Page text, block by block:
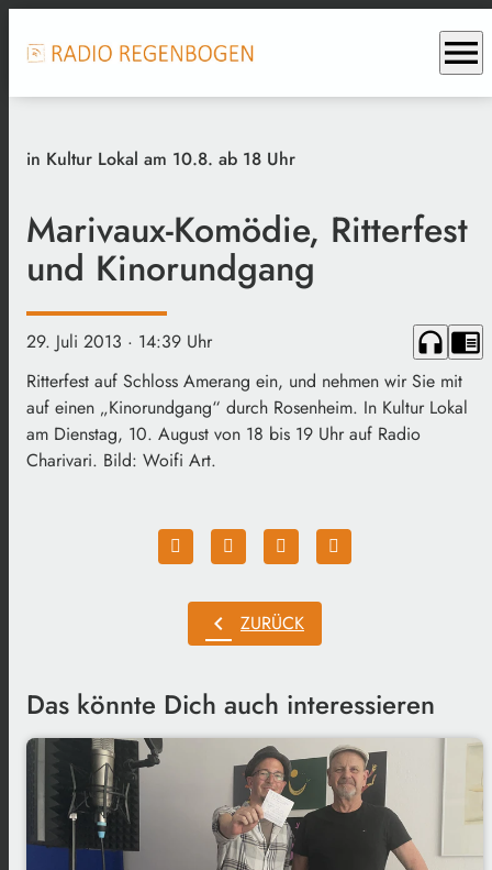
menu
in Kultur Lokal am 10.8. ab 18 Uhr
Marivaux-Komödie, Ritterfest
und Kinorundgang
29. Juli 2013 · 14:39 Uhr headphones chrome_reader_mode
Ritterfest auf Schloss Amerang ein, und nehmen wir Sie mit
auf einen „Kinorundgang“ durch Rosenheim. In Kultur Lokal
am Dienstag, 10. August von 18 bis 19 Uhr auf Radio
Charivari. Bild: Woifi Art.
chevron_left ZURÜCK
Das könnte Dich auch interessieren